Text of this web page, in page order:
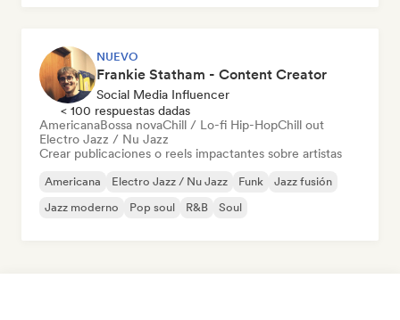
NUEVO
Frankie Statham - Content Creator
Social Media Influencer
< 100 respuestas dadas
AmericanaBossa novaChill / Lo-fi Hip-HopChill out
Electro Jazz / Nu Jazz
Crear publicaciones o reels impactantes sobre artistas
Americana Electro Jazz / Nu Jazz Funk
Jazz fusión
Jazz moderno
Pop soul R&B Soul